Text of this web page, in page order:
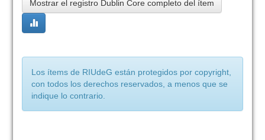
Mostrar el registro Dublin Core completo del ítem
Los ítems de RIUdeG están protegidos por copyright,
con todos los derechos reservados, a menos que se
indique lo contrario.